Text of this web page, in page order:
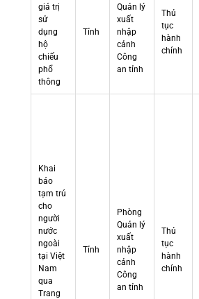
giá trị
sử
dụng
hộ
chiếu
phổ
thông
Tỉnh
Quản lý
xuất
nhập
cảnh
Công
an tỉnh
Thủ
tục
hành
chính
Khai
báo
tạm trú
cho
người
nước
ngoài
tại Việt
Nam
qua
Trang
Tỉnh
Phòng
Quản lý
xuất
nhập
cảnh
Công
an tỉnh
Thủ
tục
hành
chính